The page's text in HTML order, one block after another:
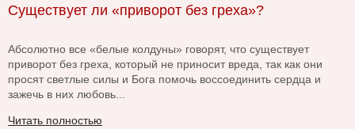
Существует ли «приворот без греха»?
Абсолютно все «белые колдуны» говорят, что существует
приворот без греха, который не приносит вреда, так как они
просят светлые силы и Бога помочь воссоединить сердца и
зажечь в них любовь...
Читать полностью